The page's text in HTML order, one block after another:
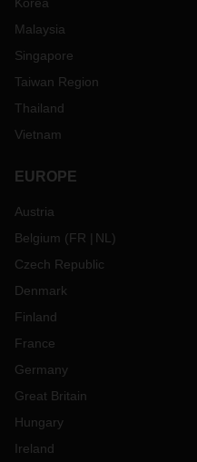
Malaysia
Singapore
Taiwan Region
Thailand
Vietnam
EUROPE
Austria
Belgium (FR NL )
Czech Republic
Denmark
Finland
France
Germany
Great Britain
Hungary
Ireland